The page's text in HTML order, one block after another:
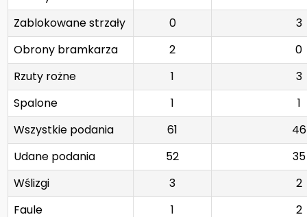
Zablokowane strzały
0
3
Obrony bramkarza
2
0
Rzuty rożne
1
3
Spalone
1
1
Wszystkie podania
61
46
Udane podania
52
35
Wślizgi
3
2
Faule
1 2